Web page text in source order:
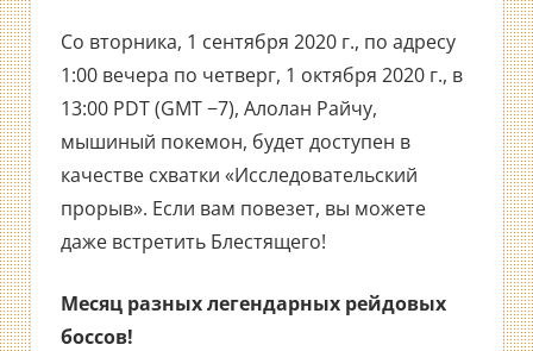
Со вторника, 1 сентября 2020 г., по адресу
1:00 вечера по четверг, 1 октября 2020 г., в
13:00 PDT (GMT −7), Алолан Райчу,
мышиный покемон, будет доступен в
качестве схватки «Исследовательский
прорыв». Если вам повезет, вы можете
даже встретить Блестящего!
Месяц разных легендарных рейдовых
боссов!